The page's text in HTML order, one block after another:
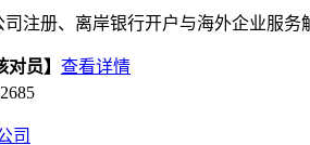
注册、离岸银行开户与海外企业服务
员】 查看详情